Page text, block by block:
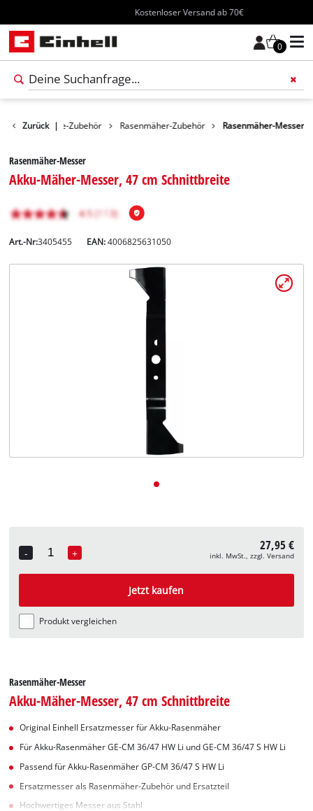
Kostenloser Versand ab 70€
0
Zurück |
Gartengeräte-Zubehör Rasenmäher-Zubehör Rasenmäher-Messer
Rasenmäher-Messer
Akku-Mäher-Messer, 47 cm Schnittbreite
Art.-Nr:3405455 EAN:4006825631050
-
Quantity
+ 27,95 €
inkl. MwSt., zzgl. Versand
Jetzt kaufen
Produkt vergleichen
Rasenmäher-Messer
Akku-Mäher-Messer, 47 cm Schnittbreite
Original Einhell Ersatzmesser für Akku-Rasenmäher
Für Akku-Rasenmäher GE-CM 36/47 HW Li und GE-CM 36/47 S HW Li
Passend für Akku-Rasenmäher GP-CM 36/47 S HW Li
Ersatzmesser als Rasenmäher-Zubehör und Ersatzteil
Hochwertiges Messer aus Stahl